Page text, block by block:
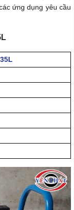
ứng dụng yêu cầu